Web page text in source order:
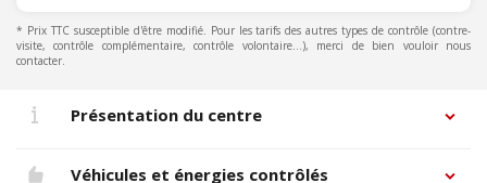
* Prix TTC susceptible d'être modifié. Pour les tarifs des autres types de contrôle (contre-
visite, contrôle complémentaire, contrôle volontaire...), merci de bien vouloir nous
contacter.
Présentation du centre
Véhicules et énergies contrôlés